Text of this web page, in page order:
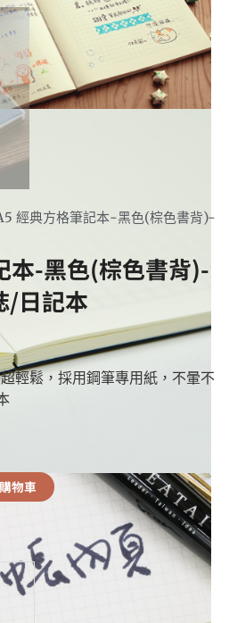
經典方格筆記本-黑色(棕色書背)-
本-黑色(棕色書背)-
/日記本
輕鬆，採用鋼筆專用紙，不暈不
物車